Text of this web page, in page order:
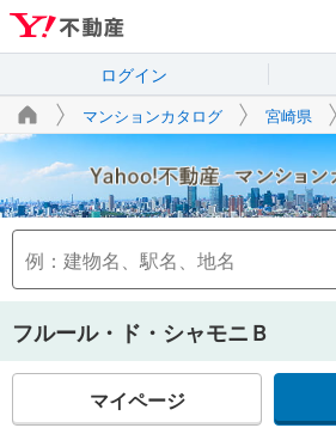
ログイン
マンションカタログ 宮崎県
フルール・ド・シャモニＢ
マイページ